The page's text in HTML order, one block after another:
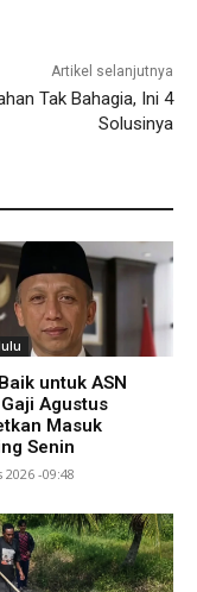
Artikel selanjutnya
Tak Bahagia, Ini 4
Solusinya
untuk ASN
Agustus
Masuk
Senin
2026 -09:48